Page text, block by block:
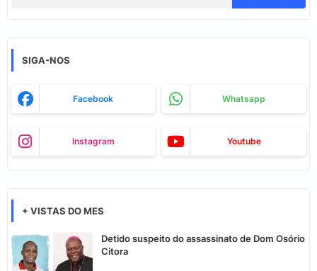
SIGA-NOS
Facebook Whatsapp
Instagram Youtube
+ VISTAS DO MES
Detido suspeito do assassinato de Dom Osório
Citora